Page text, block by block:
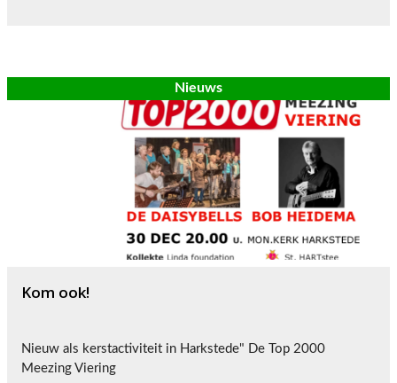
Nieuws
Kom ook!
Nieuw als kerstactiviteit in Harkstede" De Top 2000
Meezing Viering